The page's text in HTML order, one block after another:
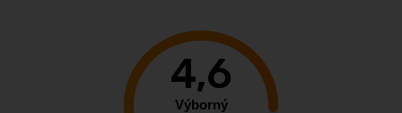
4,6
Výborný